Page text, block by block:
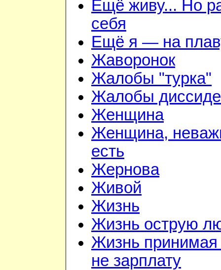
Ещё живу... Но
себя
Ещё я — на
Жаворонок
Жалобы "турка"
Жалобы
Женщина
Женщина,
есть
Жернова
Живой
Жизнь
Жизнь острую
Жизнь
не зарплату